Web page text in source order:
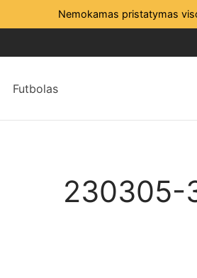
Nemokamas pristatymas
Futbolas
230305-